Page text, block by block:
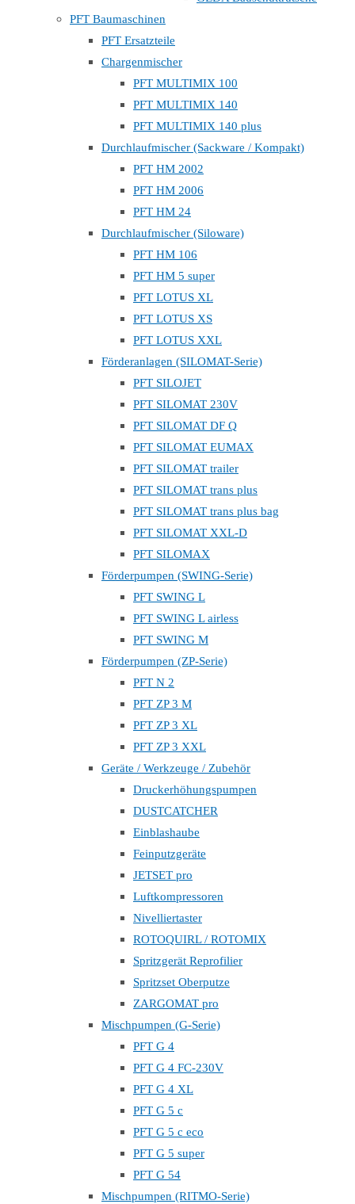
PFT Baumaschinen
PFT Ersatzteile
Chargenmischer
PFT MULTIMIX 100
PFT MULTIMIX 140
PFT MULTIMIX 140 plus
Durchlaufmischer (Sackware / Kompakt)
PFT HM 2002
PFT HM 2006
PFT HM 24
Durchlaufmischer (Siloware)
PFT HM 106
PFT HM 5 super
PFT LOTUS XL
PFT LOTUS XS
PFT LOTUS XXL
Förderanlagen (SILOMAT-Serie)
PFT SILOJET
PFT SILOMAT 230V
PFT SILOMAT DF Q
PFT SILOMAT EUMAX
PFT SILOMAT trailer
PFT SILOMAT trans plus
PFT SILOMAT trans plus bag
PFT SILOMAT XXL-D
PFT SILOMAX
Förderpumpen (SWING-Serie)
PFT SWING L
PFT SWING L airless
PFT SWING M
Förderpumpen (ZP-Serie)
PFT N 2
PFT ZP 3 M
PFT ZP 3 XL
PFT ZP 3 XXL
Geräte / Werkzeuge / Zubehör
Druckerhöhungspumpen
DUSTCATCHER
Einblashaube
Feinputzgeräte
JETSET pro
Luftkompressoren
Nivelliertaster
ROTOQUIRL / ROTOMIX
Spritzgerät Reprofilier
Spritzset Oberputze
ZARGOMAT pro
Mischpumpen (G-Serie)
PFT G 4
PFT G 4 FC-230V
PFT G 4 XL
PFT G 5 c
PFT G 5 c eco
PFT G 5 super
PFT G 54
Mischpumpen (RITMO-Serie)